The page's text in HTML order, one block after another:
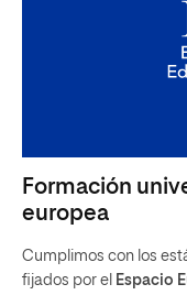
Formación
europea
Cumplimos con los
fijados por el Espacio